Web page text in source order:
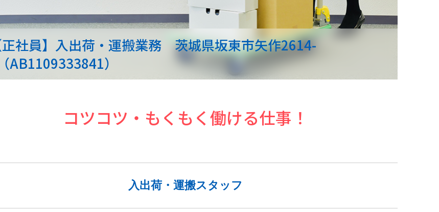
正社員】入出荷・運搬業務 茨城県坂東市矢作2614-
AB1109333841）
コツコツ・もくもく働ける仕事！
入出荷・運搬スタッフ